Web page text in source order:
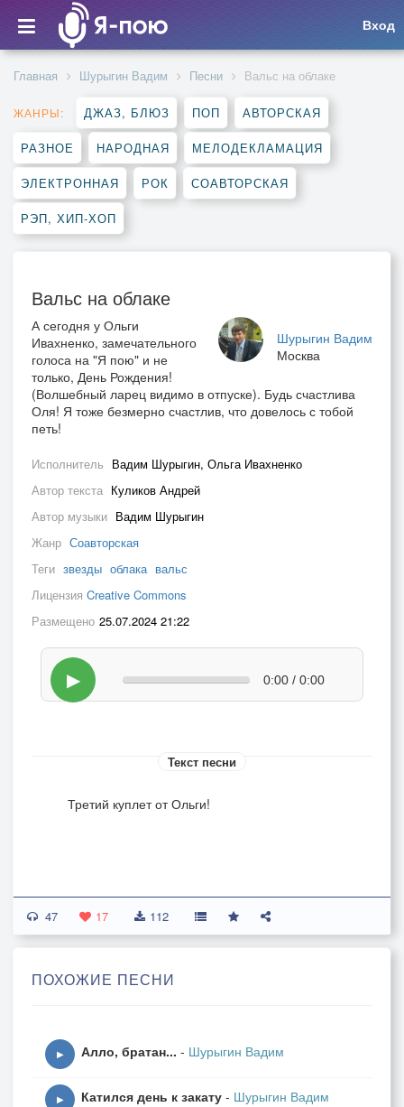
Вход
Главная Шурыгин Вадим Песни Вальс на облаке
ЖАНРЫ: ДЖАЗ, БЛЮЗ ПОП АВТОРСКАЯ
РАЗНОЕ НАРОДНАЯ МЕЛОДЕКЛАМАЦИЯ
ЭЛЕКТРОННАЯ РОК СОАВТОРСКАЯ
РЭП, ХИП-ХОП
Вальс на облаке
Шурыгин Вадим
Москва
А сегодня у Ольги
Ивахненко, замечательного
голоса на "Я пою" и не
только, День Рождения!
(Волшебный ларец видимо в отпуске). Будь счастлива
Оля! Я тоже безмерно счастлив, что довелось с тобой
петь!
Исполнитель Вадим Шурыгин, Ольга Ивахненко
Автор текста Куликов Андрей
Автор музыки Вадим Шурыгин
Жанр Соавторская
Теги звезды облака вальс
Лицензия Creative Commons
Размещено 25.07.2024 21:22
▶ 0:00 / 0:00
Текст песни
Третий куплет от Ольги!
47 17 112
ПОХОЖИЕ ПЕСНИ
▶ Алло, братан... - Шурыгин Вадим
▶ Катился день к закату - Шурыгин Вадим